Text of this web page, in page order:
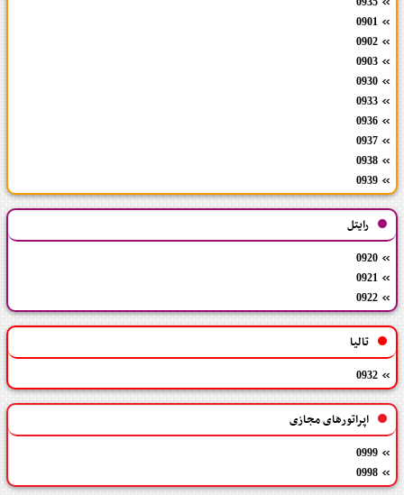
0901
0902
0903
0930
0933
0936
0937
0938
0939
رایتل
0920
0921
0922
تالیا
0932
اپراتورهای مجازی
0999
0998